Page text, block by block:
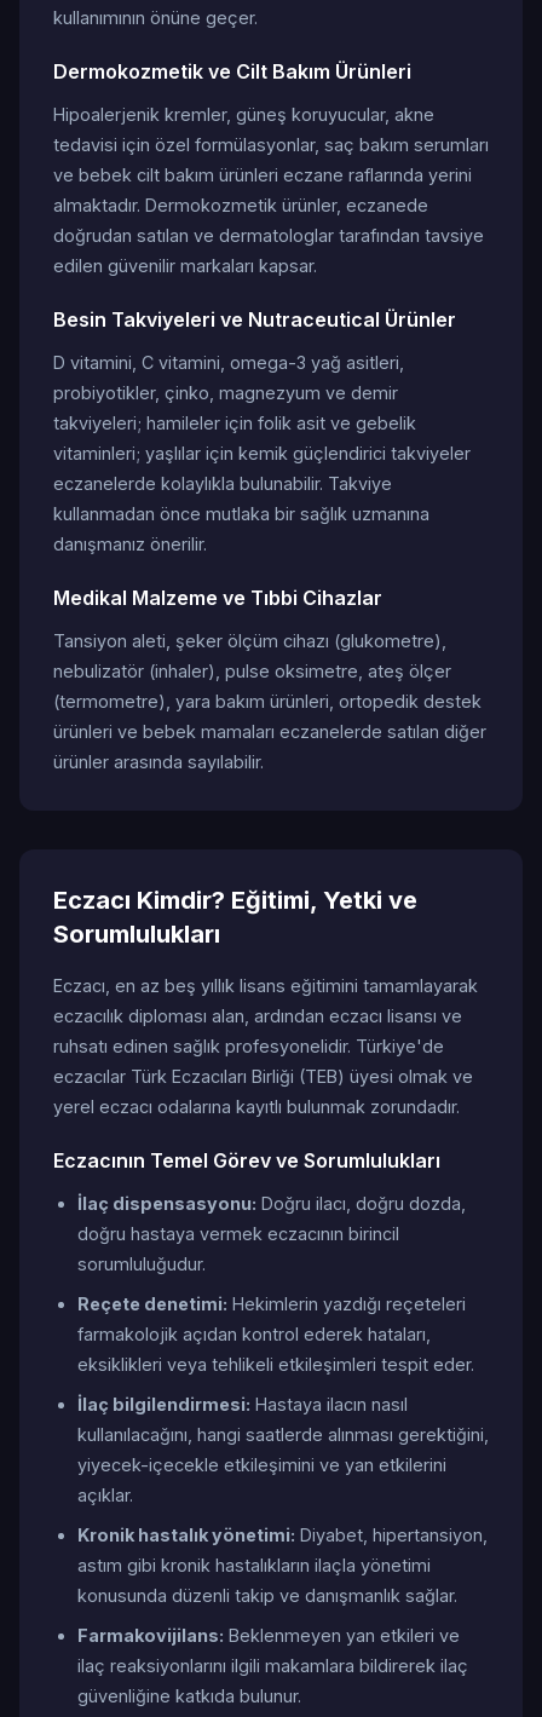
kullanımının önüne geçer.
Dermokozmetik ve Cilt Bakım Ürünleri
Hipoalerjenik kremler, güneş koruyucular, akne
tedavisi için özel formülasyonlar, saç bakım serumları
ve bebek cilt bakım ürünleri eczane raflarında yerini
almaktadır. Dermokozmetik ürünler, eczanede
doğrudan satılan ve dermatologlar tarafından tavsiye
edilen güvenilir markaları kapsar.
Besin Takviyeleri ve Nutraceutical Ürünler
D vitamini, C vitamini, omega-3 yağ asitleri,
probiyotikler, çinko, magnezyum ve demir
takviyeleri; hamileler için folik asit ve gebelik
vitaminleri; yaşlılar için kemik güçlendirici takviyeler
eczanelerde kolaylıkla bulunabilir. Takviye
kullanmadan önce mutlaka bir sağlık uzmanına
danışmanız önerilir.
Medikal Malzeme ve Tıbbi Cihazlar
Tansiyon aleti, şeker ölçüm cihazı (glukometre),
nebulizatör (inhaler), pulse oksimetre, ateş ölçer
(termometre), yara bakım ürünleri, ortopedik destek
ürünleri ve bebek mamaları eczanelerde satılan diğer
ürünler arasında sayılabilir.
Eczacı Kimdir? Eğitimi, Yetki ve
Sorumlulukları
Eczacı, en az beş yıllık lisans eğitimini tamamlayarak
eczacılık diploması alan, ardından eczacı lisansı ve
ruhsatı edinen sağlık profesyonelidir. Türkiye'de
eczacılar Türk Eczacıları Birliği (TEB) üyesi olmak ve
yerel eczacı odalarına kayıtlı bulunmak zorundadır.
Eczacının Temel Görev ve Sorumlulukları
İlaç dispensasyonu: Doğru ilacı, doğru dozda,
doğru hastaya vermek eczacının birincil
sorumluluğudur.
Reçete denetimi: Hekimlerin yazdığı reçeteleri
farmakolojik açıdan kontrol ederek hataları,
eksiklikleri veya tehlikeli etkileşimleri tespit eder.
İlaç bilgilendirmesi: Hastaya ilacın nasıl
kullanılacağını, hangi saatlerde alınması gerektiğini,
yiyecek-içecekle etkileşimini ve yan etkilerini
açıklar.
Kronik hastalık yönetimi: Diyabet, hipertansiyon,
astım gibi kronik hastalıkların ilaçla yönetimi
konusunda düzenli takip ve danışmanlık sağlar.
Farmakovijilans: Beklenmeyen yan etkileri ve
ilaç reaksiyonlarını ilgili makamlara bildirerek ilaç
güvenliğine katkıda bulunur.